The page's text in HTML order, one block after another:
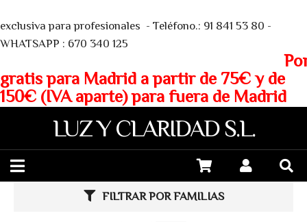
exclusiva para profesionales - Teléfono.: 91 841 53 80 -
WHATSAPP : 670 340 125
gratis para Madrid a partir de 75€ y de
150€ (IVA aparte) para fuera de Madrid
LUZ Y CLARIDAD S.L.
FILTRAR POR FAMILIAS
Más info Más info